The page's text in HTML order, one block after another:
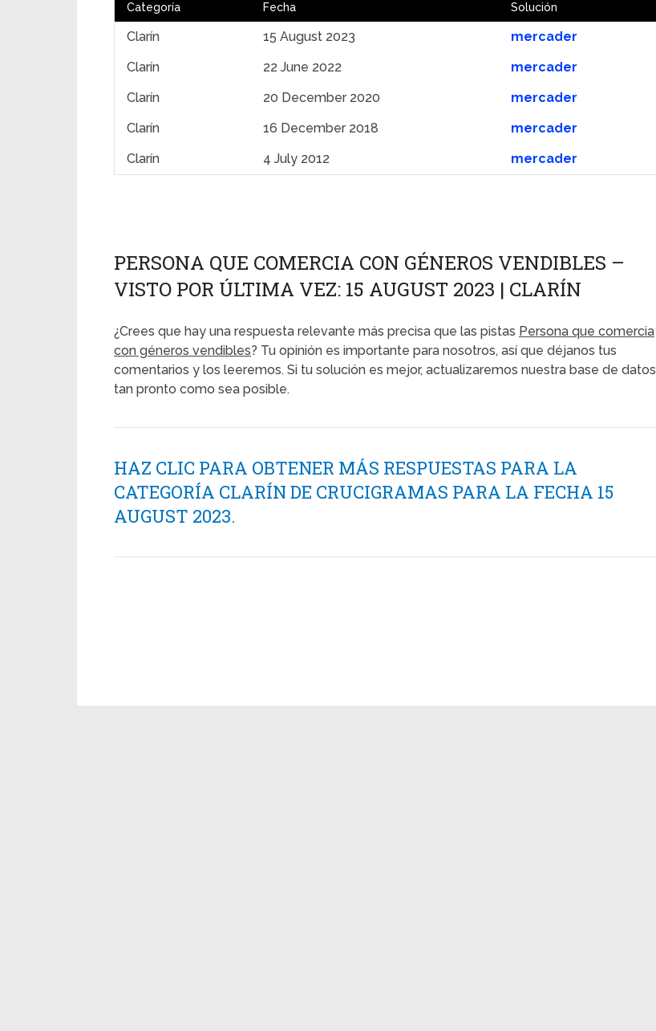
Categoría Fecha Solución
Clarín 15 August 2023
mercader
Clarín
22 June 2022
mercader
Clarín
20 December 2020
mercader
Clarín
16 December 2018
mercader
Clarín
4 July 2012 mercader
PERSONA QUE COMERCIA CON GÉNEROS VENDIBLES –
VISTO POR ÚLTIMA VEZ: 15 AUGUST 2023 | CLARÍN
¿Crees que hay una respuesta relevante más precisa que las pistas Persona que comercia
con géneros vendibles? Tu opinión es importante para nosotros, así que déjanos tus
comentarios y los leeremos. Si tu solución es mejor, actualizaremos nuestra base de datos
tan pronto como sea posible.
HAZ CLIC PARA OBTENER MÁS RESPUESTAS PARA LA
CATEGORÍA CLARÍN DE CRUCIGRAMAS PARA LA FECHA 15
AUGUST 2023.